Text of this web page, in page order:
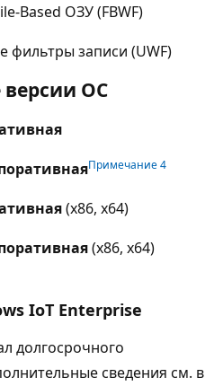
Based ОЗУ (FBWF)
записи (UWF)
ОС
Примечание 4
(x86, x64)
(x86, x64)
IoT Enterprise
долгосрочного
сведения см. в